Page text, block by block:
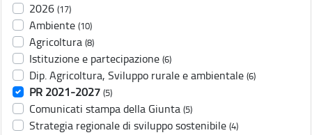
2026 (17)
Ambiente (10)
Agricoltura (8)
Istituzione e partecipazione (6)
Dip. Agricoltura, Sviluppo rurale e ambientale (6)
PR 2021-2027 (5)
Comunicati stampa della Giunta (5)
Strategia regionale di sviluppo sostenibile (4)